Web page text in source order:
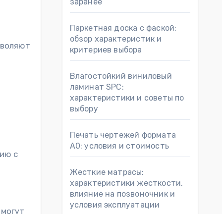
с
Паркетная доска с фаской:
обзор характеристик и
критериев выбора
Влагостойкий виниловый
ламинат SPC:
характеристики и советы по
выбору
Печать чертежей формата
А0: условия и стоимость
Жесткие матрасы:
характеристики жесткости,
влияние на позвоночник и
условия эксплуатации